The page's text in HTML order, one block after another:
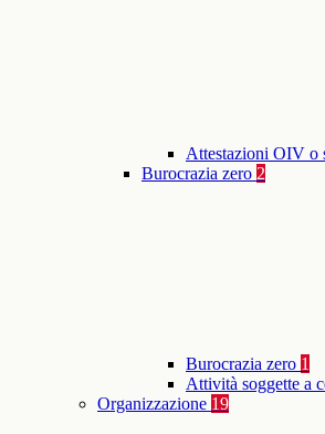
Attestazioni OIV o
Burocrazia zero 2
Burocrazia zero 1
Attività soggette a
Organizzazione 19